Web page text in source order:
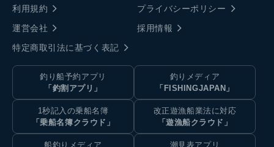
利用規約
プライバシーポリシー
運営会社
採用情報
特定商取引法に基づく表記
釣り船予約アプリ
「釣割アプリ」
釣りメディア
「FISHINGJAPAN」
1秒記入の乗船名簿
「乗船名簿クラウド」
改正遊漁船業法に対応
「遊漁船クラウド」
船釣りメディア
潮見表アプリ